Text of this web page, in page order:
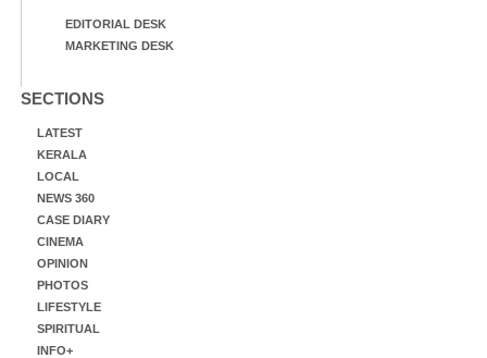
EDITORIAL DESK
MARKETING DESK
SECTIONS
LATEST
KERALA
LOCAL
NEWS 360
CASE DIARY
CINEMA
OPINION
PHOTOS
LIFESTYLE
SPIRITUAL
INFO+